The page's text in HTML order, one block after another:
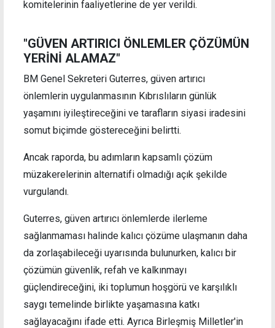
komitelerinin faaliyetlerine de yer verildi.
"GÜVEN ARTIRICI ÖNLEMLER ÇÖZÜMÜN
YERİNİ ALAMAZ"
BM Genel Sekreteri Guterres, güven artırıcı
önlemlerin uygulanmasının Kıbrıslıların günlük
yaşamını iyileştireceğini ve tarafların siyasi iradesini
somut biçimde göstereceğini belirtti.
Ancak raporda, bu adımların kapsamlı çözüm
müzakerelerinin alternatifi olmadığı açık şekilde
vurgulandı.
Guterres, güven artırıcı önlemlerde ilerleme
sağlanmaması halinde kalıcı çözüme ulaşmanın daha
da zorlaşabileceği uyarısında bulunurken, kalıcı bir
çözümün güvenlik, refah ve kalkınmayı
güçlendireceğini, iki toplumun hoşgörü ve karşılıklı
saygı temelinde birlikte yaşamasına katkı
sağlayacağını ifade etti. Ayrıca Birleşmiş Milletler'in